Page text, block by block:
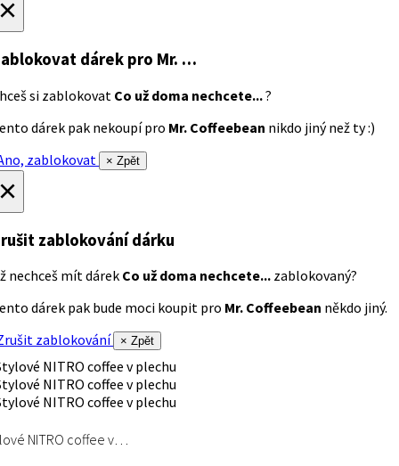
dárek pro Mr. …
si zablokovat Co už doma nechcete...?
dárek pak nekoupí pro Mr. Coffeebean nikdo jiný než ty :)
zablokovat
× Zpět
zablokování dárku
nechceš mít dárek Co už doma nechcete... zablokovaný?
dárek pak bude moci koupit pro Mr. Coffeebean někdo jiný.
zablokování
× Zpět
NITRO coffee v…